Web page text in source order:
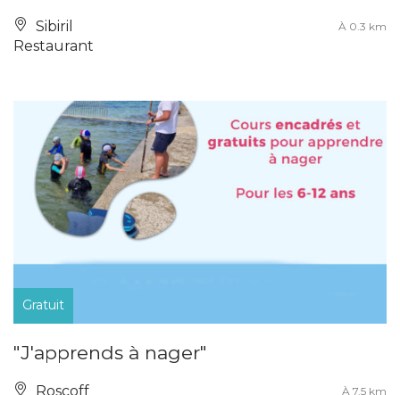
Sibiril À 0.3 km
Restaurant
Gratuit
"J'apprends à nager"
Roscoff À 7.5 km